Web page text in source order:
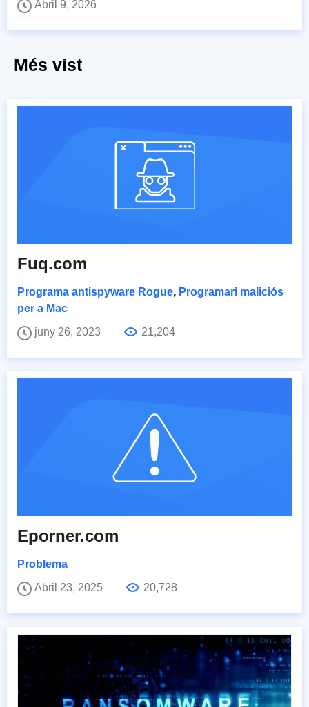
Abril 9, 2026
Més vist
Fuq.com
Programa antispyware Rogue, Programari maliciós
per a Mac
juny 26, 2023
21,204
Eporner.com
Problema
Abril 23, 2025
20,728